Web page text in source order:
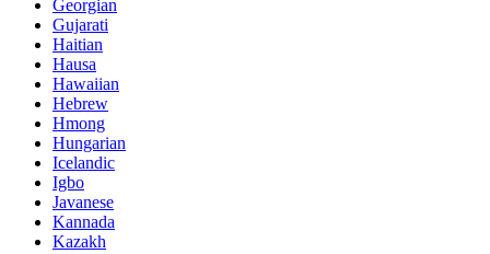
Georgian
Gujarati
Haitian
Hausa
Hawaiian
Hebrew
Hmong
Hungarian
Icelandic
Igbo
Javanese
Kannada
Kazakh